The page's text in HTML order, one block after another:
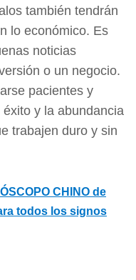
también tendrán
lo económico. Es
noticias
o un negocio.
pacientes y
y la abundancia
trabajen duro y sin
CHINO de
todos los signos